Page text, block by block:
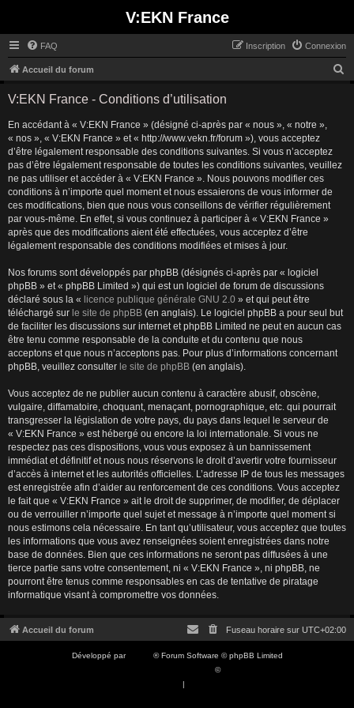
V:EKN France
FAQ Connexion
Inscription
Accueil du forum
V:EKN France - Conditions d’utilisation
En accédant à « V:EKN France » (désigné ci-après par « nous », « notre »,
« nos », « V:EKN France » et « http://www.vekn.fr/forum »), vous acceptez
d’être légalement responsable des conditions suivantes. Si vous n’acceptez
pas d’être légalement responsable de toutes les conditions suivantes, veuillez
ne pas utiliser et accéder à « V:EKN France ». Nous pouvons modifier ces
conditions à n’importe quel moment et nous essaierons de vous informer de
ces modifications, bien que nous vous conseillons de vérifier régulièrement
par vous-même. En effet, si vous continuez à participer à « V:EKN France »
après que des modifications aient été effectuées, vous acceptez d’être
légalement responsable des conditions modifiées et mises à jour.
Nos forums sont développés par phpBB (désignés ci-après par « logiciel
phpBB » et « phpBB Limited ») qui est un logiciel de forum de discussions
déclaré sous la « licence publique générale GNU 2.0 » et qui peut être
téléchargé sur le site de phpBB (en anglais). Le logiciel phpBB a pour seul but
de faciliter les discussions sur internet et phpBB Limited ne peut en aucun cas
être tenu comme responsable de la conduite et du contenu que nous
acceptons et que nous n’acceptons pas. Pour plus d’informations concernant
phpBB, veuillez consulter le site de phpBB (en anglais).
Vous acceptez de ne publier aucun contenu à caractère abusif, obscène,
vulgaire, diffamatoire, choquant, menaçant, pornographique, etc. qui pourrait
transgresser la législation de votre pays, du pays dans lequel le serveur de
« V:EKN France » est hébergé ou encore la loi internationale. Si vous ne
respectez pas ces dispositions, vous vous exposez à un bannissement
immédiat et définitif et nous nous réservons le droit d’avertir votre fournisseur
d’accès à internet et les autorités officielles. L’adresse IP de tous les messages
est enregistrée afin d’aider au renforcement de ces conditions. Vous acceptez
le fait que « V:EKN France » ait le droit de supprimer, de modifier, de déplacer
ou de verrouiller n’importe quel sujet et message à n’importe quel moment si
nous estimons cela nécessaire. En tant qu’utilisateur, vous acceptez que toutes
les informations que vous avez renseignées soient enregistrées dans notre
base de données. Bien que ces informations ne seront pas diffusées à une
tierce partie sans votre consentement, ni « V:EKN France », ni phpBB, ne
pourront être tenus comme responsables en cas de tentative de piratage
informatique visant à compromettre vos données.
Accueil du forum Fuseau horaire sur UTC+02:00
Développé par
® Forum Software © phpBB Limited
©
|